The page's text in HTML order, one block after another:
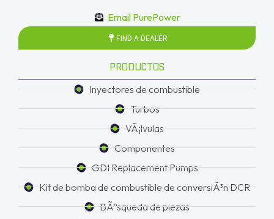
Email PurePower
FIND A DEALER
PRODUCTOS
Inyectores de combustible
Turbos
VÃ¡lvulas
Componentes
GDI Replacement Pumps
Kit de bomba de combustible de conversiÃ³n DCR
BÃºsqueda de piezas